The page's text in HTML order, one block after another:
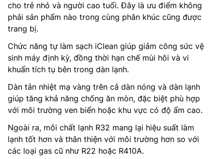
cho trẻ nhỏ và người cao tuổi. Đây là ưu điểm không
phải sản phẩm nào trong cùng phân khúc cũng được
trang bị.
Chức năng tự làm sạch iClean giúp giảm công sức vệ
sinh máy định kỳ, đồng thời hạn chế mùi hôi và vi
khuẩn tích tụ bên trong dàn lạnh.
Dàn tản nhiệt mạ vàng trên cả dàn nóng và dàn lạnh
giúp tăng khả năng chống ăn mòn, đặc biệt phù hợp
với môi trường ven biển hoặc khu vực có độ ẩm cao.
Ngoài ra, môi chất lạnh R32 mang lại hiệu suất làm
lạnh tốt hơn và thân thiện với môi trường hơn so với
các loại gas cũ như R22 hoặc R410A.